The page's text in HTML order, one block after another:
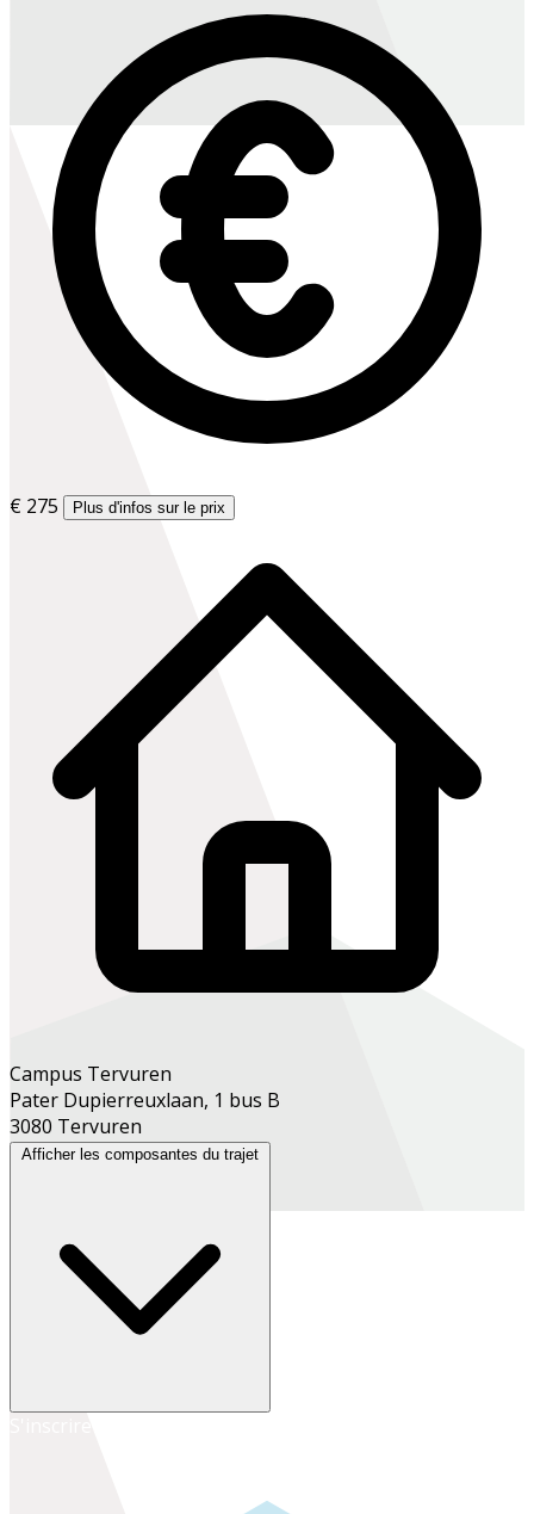
€ 275 Plus d'infos sur le prix
Campus Tervuren
Pater Dupierreuxlaan, 1 bus B
3080 Tervuren
Afficher les composantes du trajet